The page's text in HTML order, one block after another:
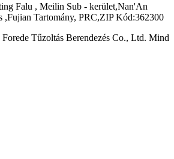
Falu , Meilin Sub - kerület,Nan'An
,Fujian Tartomány, PRC,ZIP Kód:362300
Tűzoltás Berendezés Co., Ltd. Mind